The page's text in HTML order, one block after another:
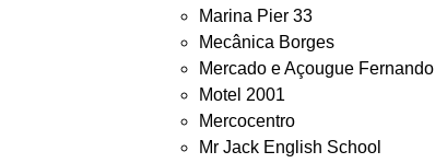
Marina Pier 33
Mecânica Borges
Mercado e Açougue Fernando
Motel 2001
Mercocentro
Mr Jack English School